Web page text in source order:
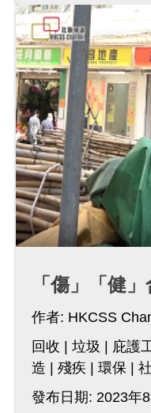
作者: HKCSS
回收
垃圾 庇護
造
殘疾 環保
發布日期: 2023年